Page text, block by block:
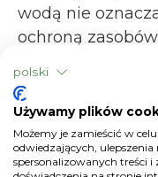
wodą nie
ochroną
efektywności
zrównoważenie
ograniczeniu
opłacalność dla
polski
Używamy plików
Możemy je zamieścić w
odwiedzających,
spersonalizowanych treści i